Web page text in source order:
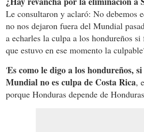
Le consultaron y aclaró: No debemos
no nos dejaron fuera del Mundial
a echarles la culpa a los hondureños
que estuvo en ese momento la
'Es como le digo a los hondureños,
Mundial no es culpa de Costa Rica,
porque Honduras depende de